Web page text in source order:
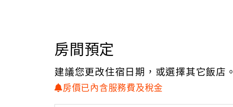
房間預定
建議您更改住宿日期，或選擇其它飯店。
房價已內含服務費及稅金